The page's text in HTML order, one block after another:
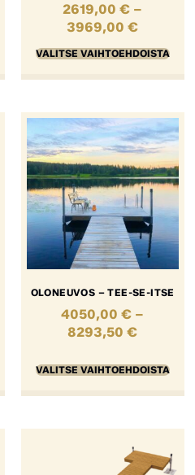
2619,00€ –
3969,00€
VALITSE VAIHTOEHDOISTA
OLONEUVOS – TEE-SE-ITSE
4050,00€ –
8293,50€
VALITSE VAIHTOEHDOISTA